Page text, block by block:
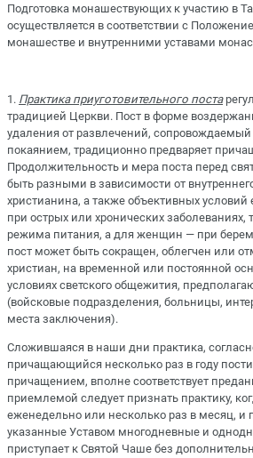
Подготовка монашествующих к участию в
осуществляется в соответствии с
монашестве и внутренними уставами
1. Практика приуготовительного поста
традицией Церкви. Пост в форме
удаления от развлечений,
покаянием, традиционно предваряет
Продолжительность и мера поста перед
быть разными в зависимости от
христианина, а также объективных условий
при острых или хронических заболеваниях,
режима питания, а для женщин — при
пост может быть сокращен, облегчен или
христиан, на временной или постоянной
условиях светского общежития,
(войсковые подразделения, больницы,
места заключения).
Сложившаяся в наши дни практика,
причащающийся несколько раз в году
причащением, вполне соответствует
приемлемой следует признать практику,
еженедельно или несколько раз в месяц,
указанные Уставом многодневные и
приступает к Святой Чаше без